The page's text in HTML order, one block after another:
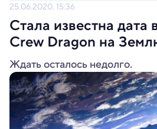
25.06.2020, 15:36
Стала известна дата
Crew Dragon на
Ждать осталось недолго.